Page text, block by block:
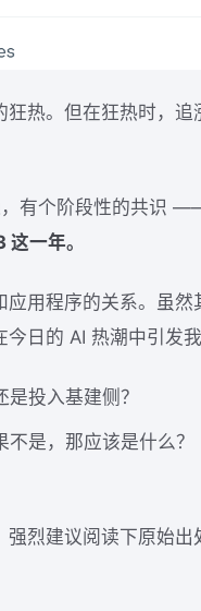
热。但在狂热时，追
，有个阶段性的共识
一年。
用程序的关系。虽然
日的 AI 热潮中引发
投入基建侧？
是，那应该是什么？
烈建议阅读下原始出